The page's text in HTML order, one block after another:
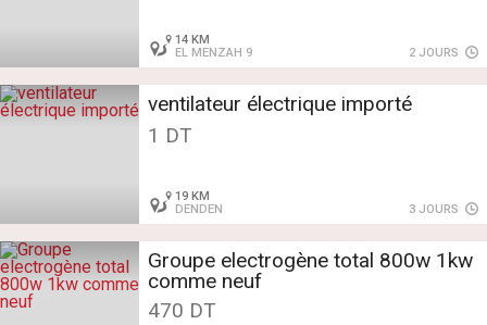
14 KM
EL MENZAH 9
2 JOURS
ventilateur électrique importé
1 DT
19 KM
DENDEN
3 JOURS
Groupe electrogène total 800w 1kw
comme neuf
470 DT